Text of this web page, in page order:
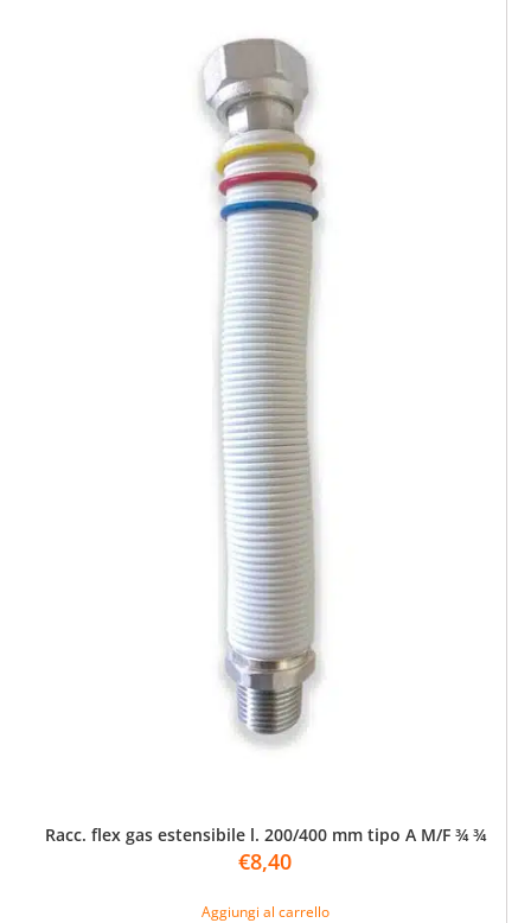
Racc. flex gas estensibile l. 200/400 mm tipo A M/F ¾ ¾
€8,40
Aggiungi al carrello